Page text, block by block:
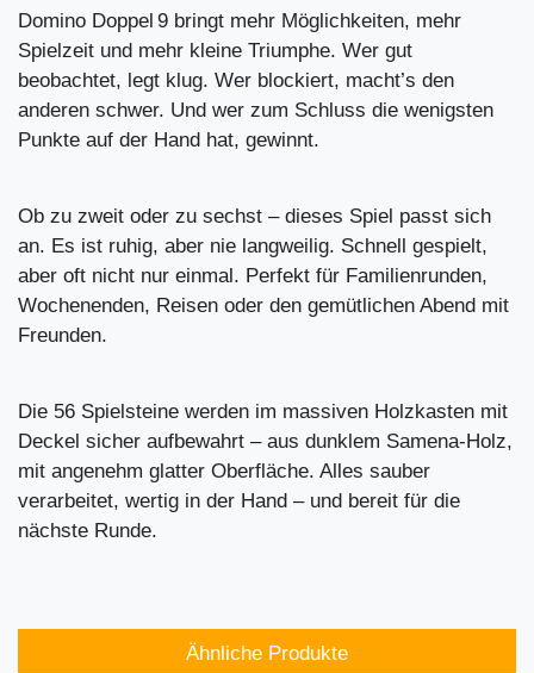
Domino Doppel 9 bringt mehr Möglichkeiten, mehr
Spielzeit und mehr kleine Triumphe. Wer gut
beobachtet, legt klug. Wer blockiert, macht’s den
anderen schwer. Und wer zum Schluss die wenigsten
Punkte auf der Hand hat, gewinnt.
Ob zu zweit oder zu sechst – dieses Spiel passt sich
an. Es ist ruhig, aber nie langweilig. Schnell gespielt,
aber oft nicht nur einmal. Perfekt für Familienrunden,
Wochenenden, Reisen oder den gemütlichen Abend mit
Freunden.
Die 56 Spielsteine werden im massiven Holzkasten mit
Deckel sicher aufbewahrt – aus dunklem Samena-Holz,
mit angenehm glatter Oberfläche. Alles sauber
verarbeitet, wertig in der Hand – und bereit für die
nächste Runde.
Ähnliche Produkte